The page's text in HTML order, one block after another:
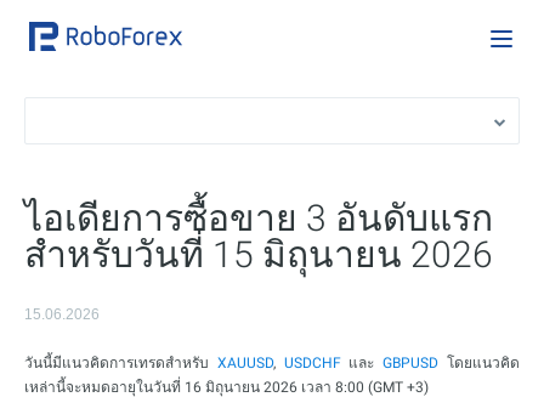
ไอเดียการซื้อขาย 3 อันดับแรก
สำหรับวันที่ 15 มิถุนายน 2026
15.06.2026
วันนี้มีแนวคิดการเทรดสำหรับ XAUUSD, USDCHFและGBPUSD โดยแนวคิด
เหล่านี้จะหมดอายุในวันที่ 16 มิถุนายน 2026 เวลา 8:00 (GMT +3)